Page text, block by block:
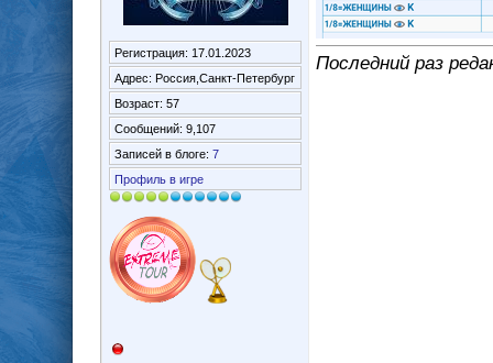
Регистрация: 17.01.2023
Адрес: Россия,Санкт-Петербург
Возраст: 57
Сообщений: 9,107
Записей в блоге: 7
Профиль в игре
Последний раз